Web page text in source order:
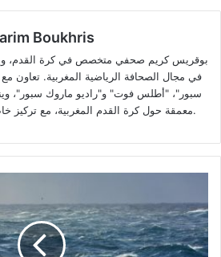
Boukhris
بوقريس كريم صحفي متخصص في كرة القدم،
في مجال الصحافة الرياضية المغربية. تعاون
سبور"، "أطلس فوت" و"راديو ماروك سبور"،
معمقة حول كرة القدم المغربية، مع تركيز خاص على المنتخبات الوطنية.